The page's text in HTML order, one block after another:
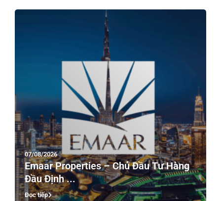
07/08/2026
Emaar Properties – Chủ Đầu Tư Hàng
Đầu Định ...
Đọc tiếp